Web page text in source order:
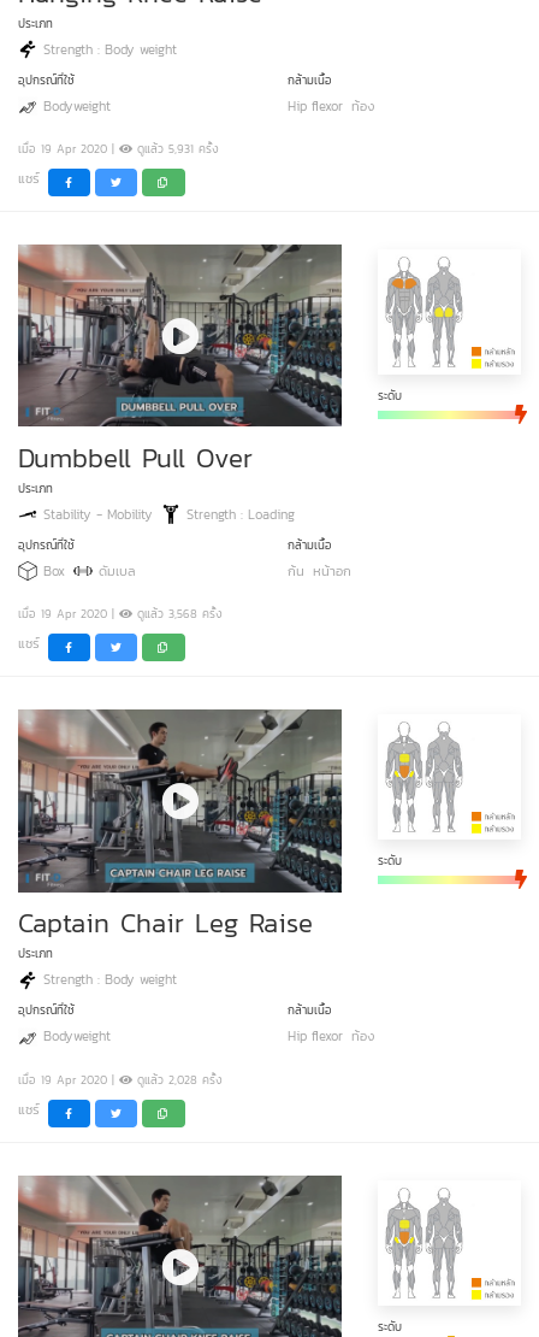
ประเภท
Strength : Body weight
อุปกรณ์ที่ใช้
Bodyweight
กล้ามเนื้อ
Hip flexor ท้อง
เมื่อ 19 Apr 2020 | ดูแล้ว 5,931 ครั้ง
แชร์
ระดับ
Dumbbell Pull Over
ประเภท
Stability - Mobility Strength : Loading
อุปกรณ์ที่ใช้
Box ดัมเบล
กล้ามเนื้อ
ก้น หน้าอก
เมื่อ 19 Apr 2020 | ดูแล้ว 3,568 ครั้ง
แชร์
ระดับ
Captain Chair Leg Raise
ประเภท
Strength : Body weight
อุปกรณ์ที่ใช้
Bodyweight
กล้ามเนื้อ
Hip flexor ท้อง
เมื่อ 19 Apr 2020 | ดูแล้ว 2,028 ครั้ง
แชร์
ระดับ